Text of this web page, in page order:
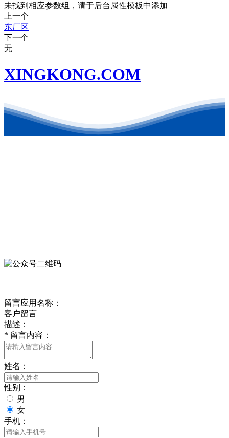
未找到相应参数组，请于后台属性模板中添加
上一个
东厂区
下一个
无
XINGKONG.COM
留言应用名称：
客户留言
描述：
* 留言内容：
姓名：
性别：
男
女
手机：